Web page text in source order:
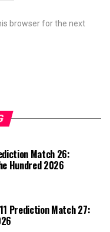
browser for the next
Match 26:
Hundred 2026
Prediction Match 27: